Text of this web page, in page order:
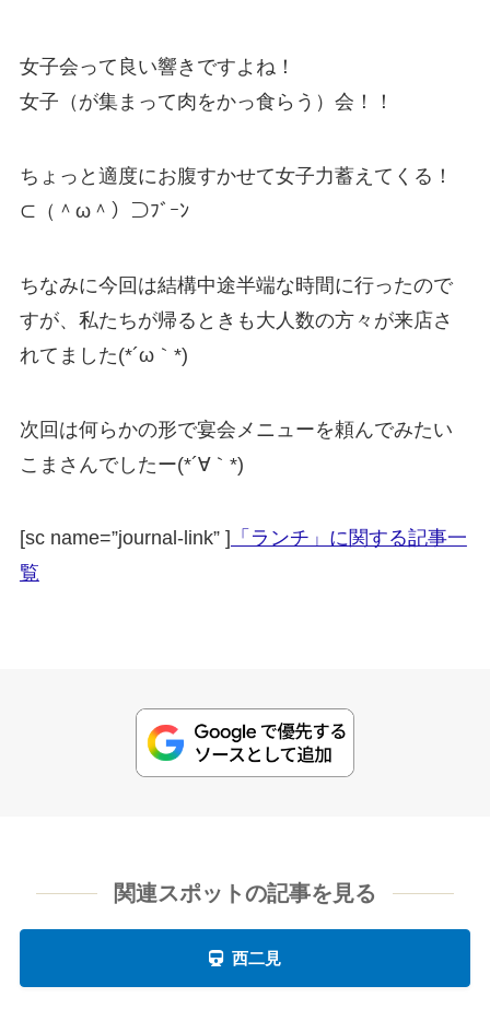
女子会って良い響きですよね！
女子（が集まって肉をかっ食らう）会！！
ちょっと適度にお腹すかせて女子力蓄えてくる！
⊂（＾ω＾）⊃ﾌﾞｰﾝ
ちなみに今回は結構中途半端な時間に行ったので
すが、私たちが帰るときも大人数の方々が来店さ
れてました(*´ω｀*)
次回は何らかの形で宴会メニューを頼んでみたい
こまさんでしたー(*´∀｀*)
[sc name=”journal-link” ] 「ランチ」に関する記事一
覧
関連スポットの記事を見る
西二見